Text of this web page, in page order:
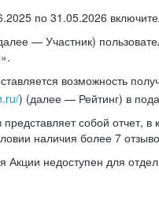
по 31.05.2026
— Участник)
возможность
) (далее — Рейтинг) в
собой отчет,
наличия более 7
недоступен для